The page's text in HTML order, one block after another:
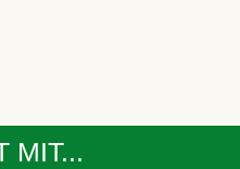
MIT...